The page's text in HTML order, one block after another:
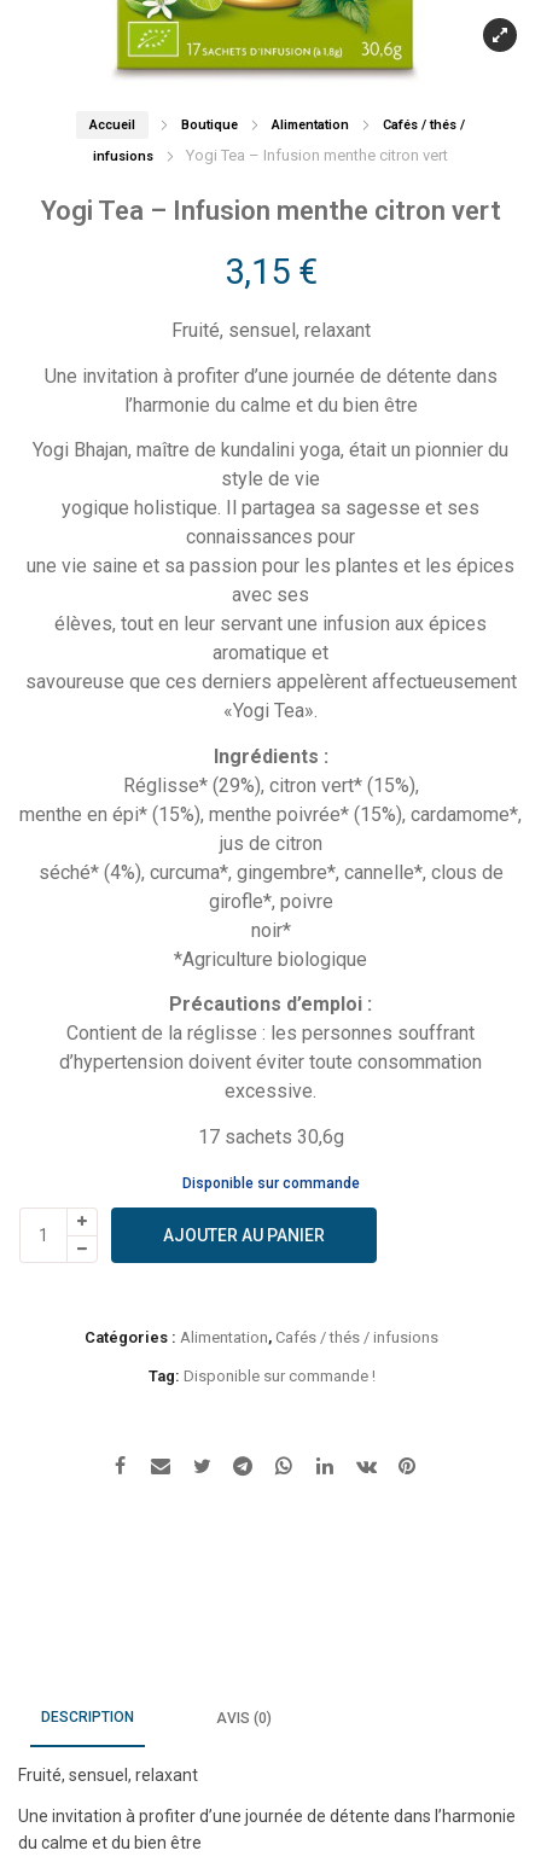
Accueil Boutique Alimentation
Cafés / thés /
infusions
Yogi Tea – Infusion menthe citron vert
Yogi Tea – Infusion menthe citron vert
3,15 €
Fruité, sensuel, relaxant
Une invitation à profiter d’une journée de détente dans
l’harmonie du calme et du bien être
Yogi Bhajan, maître de kundalini yoga, était un pionnier du
style de vie
yogique holistique. Il partagea sa sagesse et ses
connaissances pour
une vie saine et sa passion pour les plantes et les épices
avec ses
élèves, tout en leur servant une infusion aux épices
aromatique et
savoureuse que ces derniers appelèrent affectueusement
«Yogi Tea».
Ingrédients :
Réglisse* (29%), citron vert* (15%),
menthe en épi* (15%), menthe poivrée* (15%), cardamome*,
jus de citron
séché* (4%), curcuma*, gingembre*, cannelle*, clous de
girofle*, poivre
noir*
*Agriculture biologique
Précautions d’emploi :
Contient de la réglisse : les personnes souffrant
d’hypertension doivent éviter toute consommation
excessive.
17 sachets 30,6g
Disponible sur commande
quantité
de
Infusion
AJOUTER AU PANIER
Catégories : Alimentation, Cafés / thés / infusions
Tag: Disponible sur commande !
DESCRIPTION AVIS (0)
Fruité, sensuel, relaxant
Une invitation à profiter d’une journée de détente dans l’harmonie
du calme et du bien être